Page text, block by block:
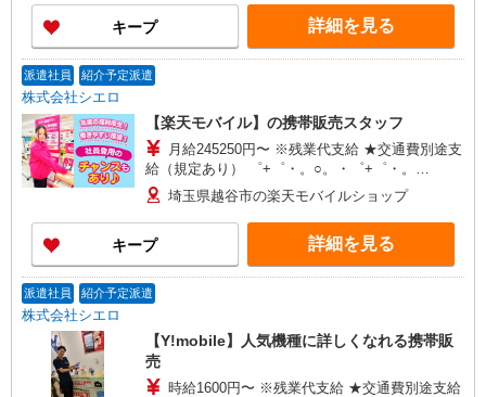
い・週払い可能（規程有）★ ゜・。○。・゜
+゜・。○。・゜+゜
キープ 詳細を見る
派遣社員 紹介予定派遣
株式会社シエロ
【楽天モバイル】の携帯販売スタッフ
月給245250円〜 ※残業代支給 ★交通費別途支
給（規定あり） ゜+゜・。○。・゜+゜・。
○。・゜+゜ 入社祝い金10万円支給(規定有) お友達
を紹介頂くと, インセンティブ支給(規定有) ゜・。
○。・゜+゜・。○。・゜+゜
埼玉県越谷市の楽天モバイルショップ
キープ 詳細を見る
派遣社員 紹介予定派遣
株式会社シエロ
【Y!mobile】人気機種に詳しくなれる携帯販
売
時給1600円〜 ※残業代支給 ★交通費別途支給